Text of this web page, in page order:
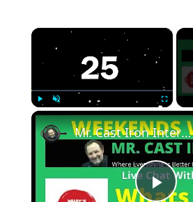
×
Play Unmute Fullscreen
Mr. Cast Iron Interviews Whats In De Pot On Weekends With Mr. Cast Iron